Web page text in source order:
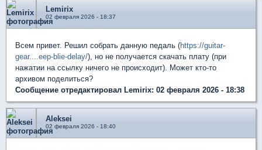
Lemirix
02 февраля 2026 - 18:37
Всем привет. Решил собрать данную педаль (https://guitar-
gear....eep-blie-delay/), но не получается скачать плату (при
нажатии на ссылку ничего не происходит). Может кто-то
архивом поделиться?
Сообщение отредактировал Lemirix: 02 февраля 2026 - 18:38
Aleksei
02 февраля 2026 - 18:40